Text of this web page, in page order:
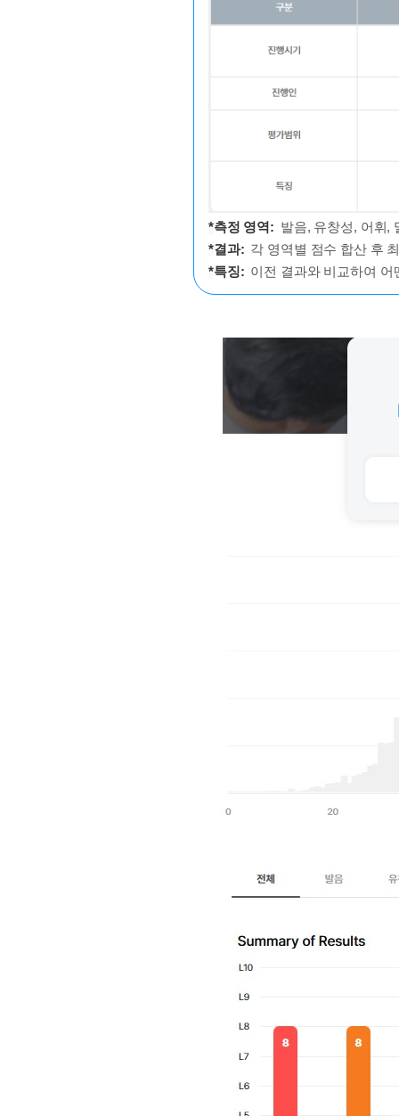
*측정 영역: 발음, 유창성, 어휘,
*결과: 각 영역별 점수 합산 후
*특징: 이전 결과와 비교하여